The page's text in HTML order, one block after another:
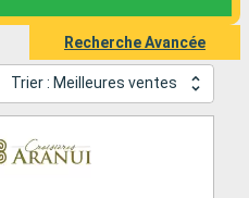
Recherche Avancée
Trier : Meilleures ventes